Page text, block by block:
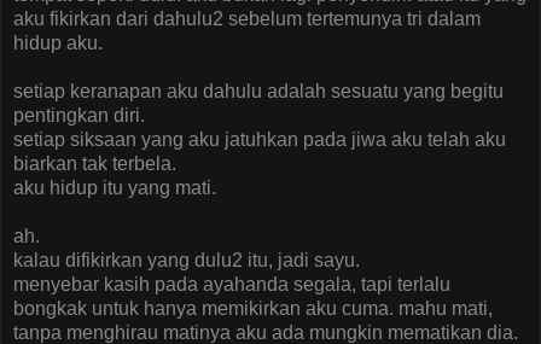
aku fikirkan dari dahulu2 sebelum tertemunya tri dalam
hidup aku.
setiap keranapan aku dahulu adalah sesuatu yang begitu
pentingkan diri.
setiap siksaan yang aku jatuhkan pada jiwa aku telah aku
biarkan tak terbela.
aku hidup itu yang mati.
ah.
kalau difikirkan yang dulu2 itu, jadi sayu.
menyebar kasih pada ayahanda segala, tapi terlalu
bongkak untuk hanya memikirkan aku cuma. mahu mati,
tanpa menghirau matinya aku ada mungkin mematikan dia.